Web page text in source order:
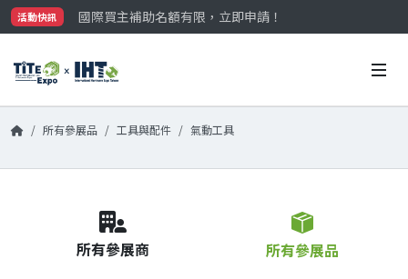
活動快訊
國際買主補助名額有限，立即申請！
參觀門票開放申請中‼️
國際買主補助名額有限，立即申請！
所有參展品 工具與配件 氣動工具
所有參展商 所有參展品